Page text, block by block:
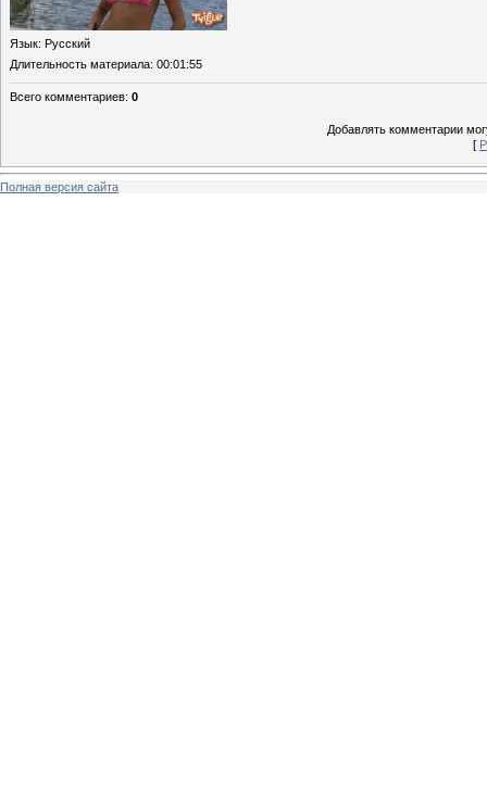
Язык: Русский
Длительность материала: 00:01:55
Всего комментариев: 0
Добавлять комментарии
[
Полная версия сайта